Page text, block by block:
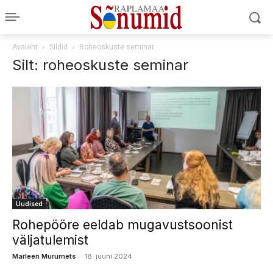
Avaleht Sildid Roheoskuste seminar
Silt: roheoskuste seminar
Uudised
Rohepööre eeldab mugavustsoonist
väljatulemist
Marleen Murumets - 18. juuni 2024